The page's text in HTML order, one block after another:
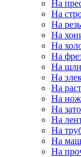
На
На
На
На
На
На
На
На
На
На
На
На
На
На
На